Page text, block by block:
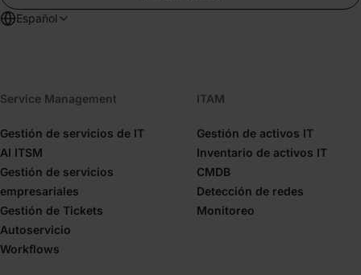
Español
Service Management
Gestión de servicios de IT
AI ITSM
Gestión de servicios
empresariales
Gestión de Tickets
Autoservicio
Workflows
ITAM
Gestión de activos IT
Inventario de activos IT
CMDB
Detección de redes
Monitoreo